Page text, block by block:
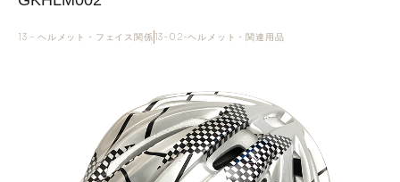
13 – ヘルメット・フェイス関係13-02-ヘルメット・関連用品